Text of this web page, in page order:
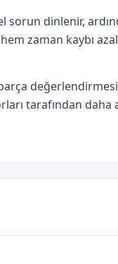
sorun dinlenir,
zaman kaybı
tarafından daha